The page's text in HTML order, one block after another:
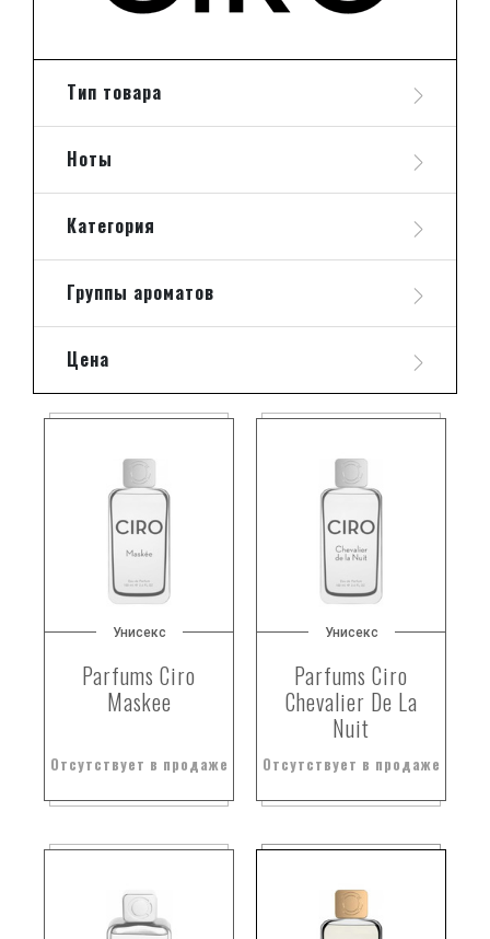
Тип товара
Ноты
Категория
Группы ароматов
Цена
Унисекс
Parfums Ciro
Maskee
Отсутствует в продаже
Унисекс
Parfums Ciro
Chevalier De La
Nuit
Отсутствует в продаже